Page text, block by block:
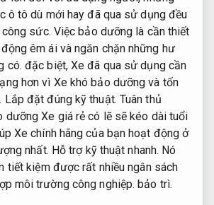
ô tô dù mới hay đã qua sử dụng đều
sức. Việc bảo dưỡng là cần thiết
êm ái và ngăn chặn những hư
có. đặc biệt, Xe đã qua sử dụng cần
hơn vì Xe khó bảo dưỡng và tốn
Lắp đặt đúng kỹ thuật. Tuân thủ
dưỡng Xe giá rẻ có lẽ sẽ kéo dài tuổi
Xe chính hãng của bạn hoạt động ở
nhất. Hỗ trợ kỹ thuật nhanh. Nó
tiết kiệm được rất nhiều ngân sách
môi trường công nghiệp. bảo trì.